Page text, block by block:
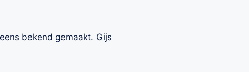
bekend gemaakt. Gijs